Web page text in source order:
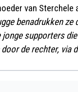
van
benadrukken
supporters
de rechter, via